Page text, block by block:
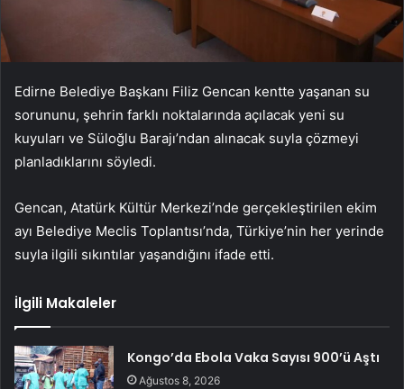
Edirne Belediye Başkanı Filiz Gencan kentte yaşanan su
sorununu, şehrin farklı noktalarında açılacak yeni su
kuyuları ve Süloğlu Barajı’ndan alınacak suyla çözmeyi
planladıklarını söyledi.
Gencan, Atatürk Kültür Merkezi’nde gerçekleştirilen ekim
ayı Belediye Meclis Toplantısı’nda, Türkiye’nin her yerinde
suyla ilgili sıkıntılar yaşandığını ifade etti.
İlgili Makaleler
Kongo’da Ebola Vaka Sayısı 900’ü Aştı
Ağustos 8, 2026